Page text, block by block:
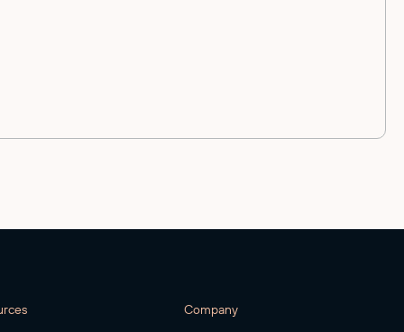
Company